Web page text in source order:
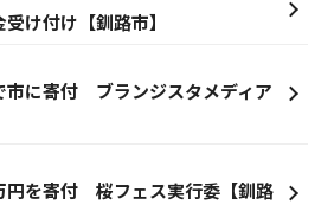
け付け【釧路市】
市に寄付 ブランジスタメディア
円を寄付 桜フェス実行委【釧路